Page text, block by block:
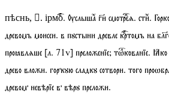
пѣснь, . ірмо. Ѹслышаⷯ ги смотреѧ.стиⷯ.
древомъ моисеи. в пꙋстыни древле кртомъ на
проꙗвлѧше[л.71v] преложенїе;тѡкованїе. Ꙗко
древо вложи. горкꙋю сладкꙋ сотвори. того
древом невѣрїе в вѣрꙋ преложи.